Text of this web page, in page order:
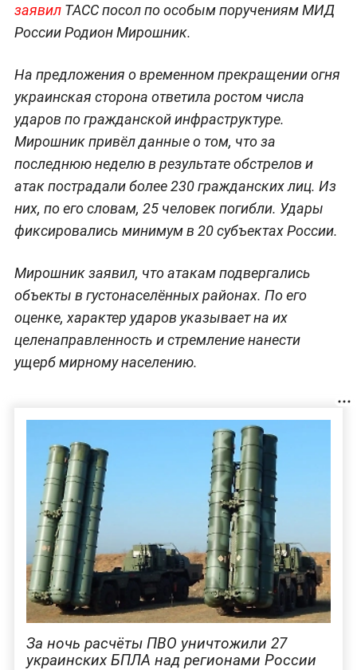
заявилТАСС посол по особым поручениям МИД
России Родион Мирошник.
На предложения о временном прекращении огня
украинская сторона ответила ростом числа
ударов по гражданской инфраструктуре.
Мирошник привёл данные о том, что за
последнюю неделю в результате обстрелов и
атак пострадали более 230 гражданских лиц. Из
них, по его словам, 25 человек погибли. Удары
фиксировались минимум в 20 субъектах России.
Мирошник заявил, что атакам подвергались
объекты в густонаселённых районах. По его
оценке, характер ударов указывает на их
целенаправленность и стремление нанести
ущерб мирному населению.
За ночь расчёты ПВО уничтожили 27
украинских БПЛА над регионами России